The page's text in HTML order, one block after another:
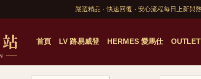
嚴選精品 · 快速回覆 · 安心流程每日上新與
首頁 LV 路易威登 HERMES 愛馬仕 OUTLET